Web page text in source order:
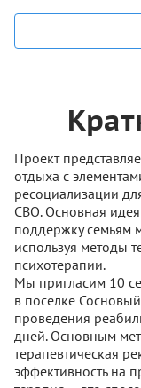
Проект
отдыха с
ресоциализации
СВО. Основная
поддержку семьям
используя методы
психотерапии.
Мы пригласим 10
в поселке
проведения
дней. Основным
терапевтическая
эффективность на